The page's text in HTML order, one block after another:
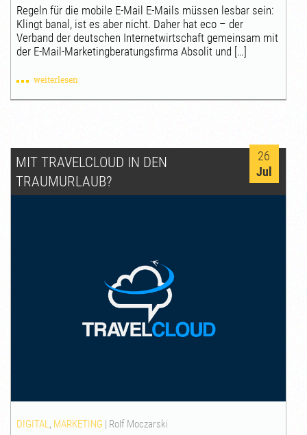
Regeln für die mobile E-Mail E-Mails müssen lesbar sein:
Klingt banal, ist es aber nicht. Daher hat eco – der
Verband der deutschen Internetwirtschaft gemeinsam mit
der E-Mail-Marketingberatungsfirma Absolit und […]
weiterlesen
MIT TRAVELCLOUD IN DEN
TRAUMURLAUB?
26
Jul
DIGITAL, MARKETING | Rolf Moczarski